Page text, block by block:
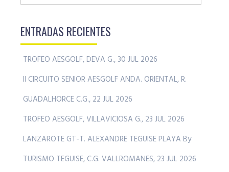
ENTRADAS RECIENTES
TROFEO AESGOLF, DEVA G., 30 JUL 2026
II CIRCUITO SENIOR AESGOLF ANDA. ORIENTAL, R.
GUADALHORCE C.G., 22 JUL 2026
TROFEO AESGOLF, VILLAVICIOSA G., 23 JUL 2026
LANZAROTE GT-T. ALEXANDRE TEGUISE PLAYA By
TURISMO TEGUISE, C.G. VALLROMANES, 23 JUL 2026